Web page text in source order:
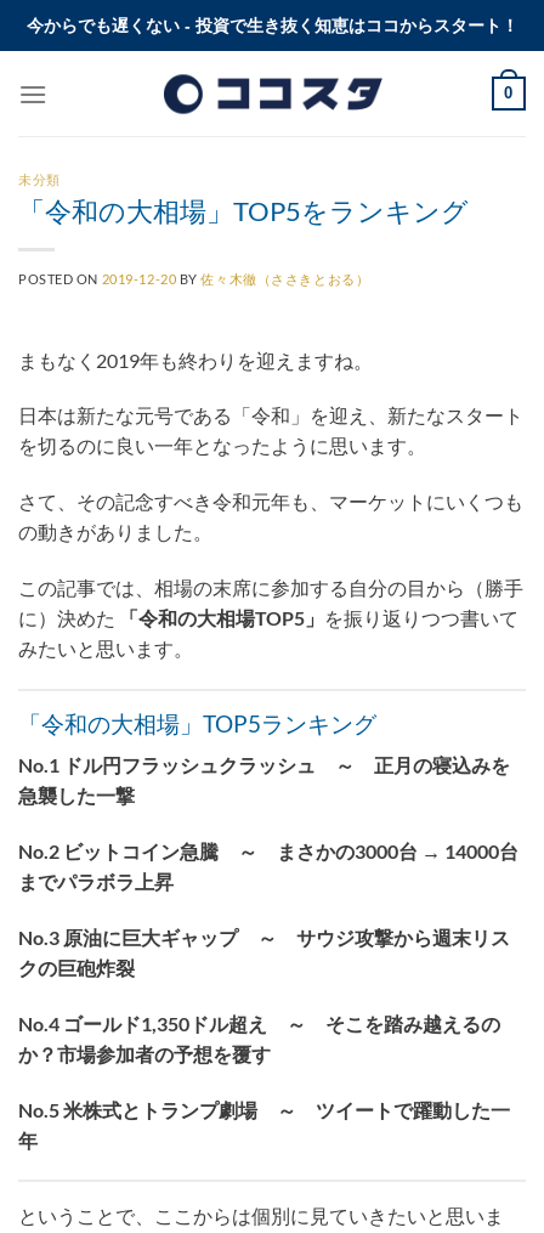
Skip今からでも遅くない - 投資で生き抜く知恵はココからスタート！
0
未分類
「令和の大相場」TOP5をランキング
POSTED ON 2019-12-20 BY佐々木徹（ささきとおる）
まもなく2019年も終わりを迎えますね。
日本は新たな元号である「令和」を迎え、新たなスタート
を切るのに良い一年となったように思います。
さて、その記念すべき令和元年も、マーケットにいくつも
の動きがありました。
この記事では、相場の末席に参加する自分の目から（勝手
に）決めた
「令和の大相場TOP5」 を振り返りつつ書いて
みたいと思います。
「令和の大相場」TOP5ランキング
No.1 ドル円フラッシュクラッシュ ～ 正月の寝込みを
急襲した一撃
No.2 ビットコイン急騰 ～ まさかの3000台 → 14000台
までパラボラ上昇
No.3 原油に巨大ギャップ ～ サウジ攻撃から週末リス
クの巨砲炸裂
No.4 ゴールド1,350ドル超え ～ そこを踏み越えるの
か？市場参加者の予想を覆す
No.5 米株式とトランプ劇場 ～ ツイートで躍動した一
年
ということで、ここからは個別に見ていきたいと思いま